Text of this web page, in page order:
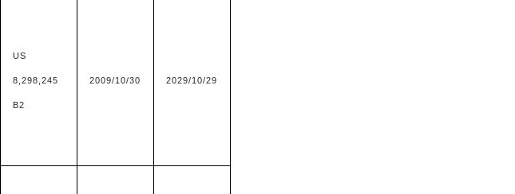
US
8,298,245
B2
2009/10/30 2029/10/29